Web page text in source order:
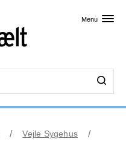
Menu
Vejle Sygehus